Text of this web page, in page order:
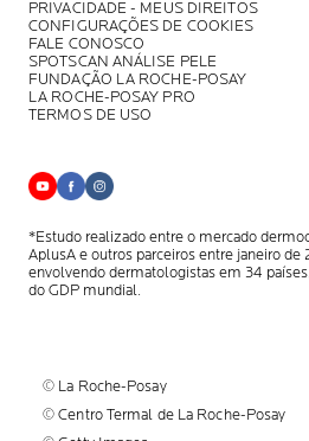
PRIVACIDADE - MEUS DIREITOS
CONFIGURAÇÕES DE COOKIES
FALE CONOSCO
SPOTSCAN ANÁLISE PELE
FUNDAÇÃO LA ROCHE-POSAY
LA ROCHE-POSAY PRO
TERMOS DE USO
*Estudo realizado entre o mercado
AplusAe outros parceiros entre janeiro de
envolvendodermatologistas em 34
do GDP mundial.
© La Roche-Posay
© Centro Termal de La Roche-Posay